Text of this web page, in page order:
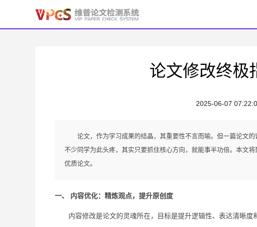
论文修改终极
2025-06-07
论文，作为学习成果的结晶，其重要性不言而喻。但一篇论文
不少同学为此头疼，其实只要抓住核心方向，就能事半功倍。本文
优质论文。
一、 内容优化：精炼观点，提升原创度
内容修改是论文的灵魂所在，目标是提升逻辑性、表达清晰度